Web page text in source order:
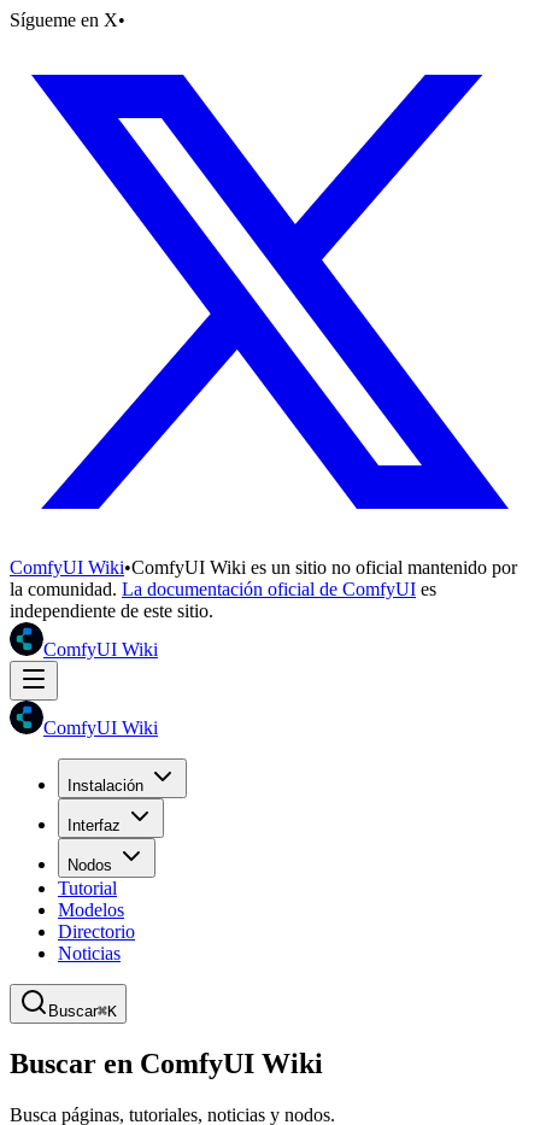
Sígueme en X•
ComfyUI Wiki•ComfyUI Wiki es un sitio no oficial mantenido por
la comunidad. La documentación oficial de ComfyUI es
independiente de este sitio.
ComfyUI Wiki
ComfyUI Wiki
Instalación
Interfaz
Nodos
Tutorial
Modelos
Directorio
Noticias
Buscar⌘K
Buscar en ComfyUI Wiki
Busca páginas, tutoriales, noticias y nodos.